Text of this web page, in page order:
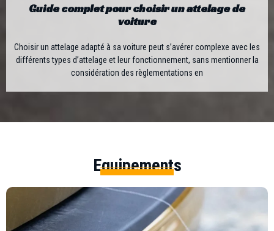
Guide complet pour choisir un attelage de
voiture
Choisir un attelage adapté à sa voiture peut s’avérer complexe avec les
différents types d’attelage et leur fonctionnement, sans mentionner la
considération des règlementations en
Equipements